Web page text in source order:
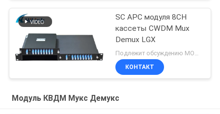
SC APC модуля 8CH
кассеты CWDM Mux
Demux LGX
КОНТАКТ
Модуль КВДМ Мукс Демукс